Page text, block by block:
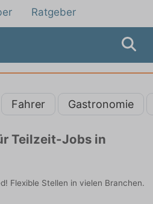
Ratgeber
Fahrer Gastronomie
Teilzeit-Jobs in
Flexible Stellen in vielen Branchen.